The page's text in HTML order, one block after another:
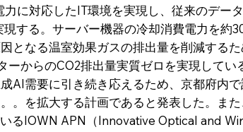
に対応したIT環境を実現し、従来のデー
する。サーバー機器の冷却消費電力を約
となる温室効果ガスの排出量を削減する
からのCO2排出量実質ゼロを実現してい
AI需要に引き続き応えるため、京都府内
。を拡大する計画であると発表した。また
るIOWN APN（Innovative Optical and